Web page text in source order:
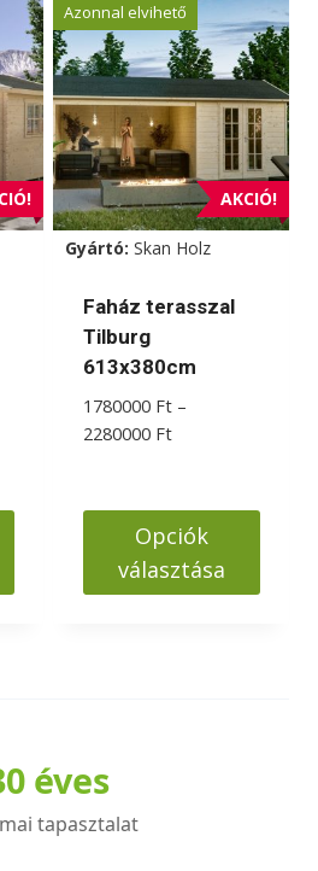
AKCIÓ!
Azonnal elvihető
Gyártó: Skan Holz
Faház terasszal
Tilburg
613x380cm
1780000 Ft –
2280000 FtÁrtartomány:
2280000 Ft
Opciók
választása
van.
változatok
éves
tapasztalat